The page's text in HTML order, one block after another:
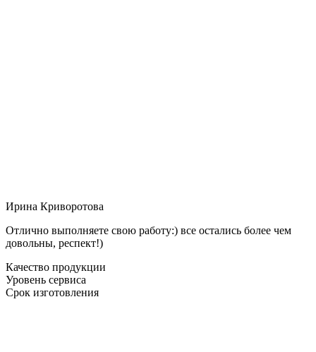
Ирина Криворотова
Отлично выполняете свою работу:) все остались более чем
довольны, респект!)
Качество продукции
Уровень сервиса
Срок изготовления